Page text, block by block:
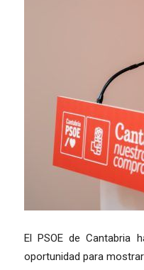
El PSOE de Cantabria
oportunidad para